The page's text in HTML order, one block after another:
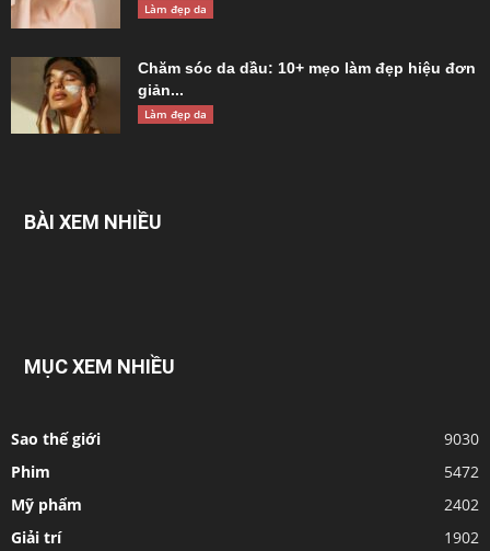
Làm đẹp da
Chăm sóc da dầu: 10+ mẹo làm đẹp hiệu đơn
giản...
Làm đẹp da
BÀI XEM NHIỀU
MỤC XEM NHIỀU
Sao thế giới
9030
Phim
5472
Mỹ phẩm
2402
Giải trí
1902